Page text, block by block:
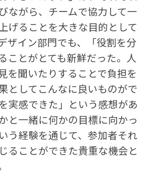
ながら、チームで協力して一
げることを大きな目的として
ザイン部門でも、「役割を分
ことがとても新鮮だった。人
を聞いたりすることで負担を
としてこんなに良いものがで
実感できた」という感想があ
と一緒に何かの目標に向かっ
う経験を通じて、参加者それ
ることができた貴重な機会と